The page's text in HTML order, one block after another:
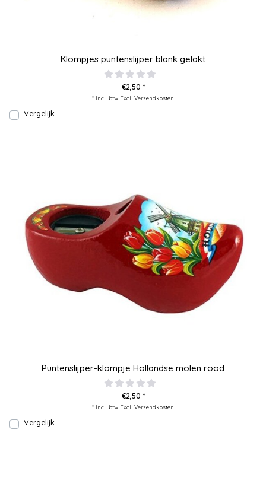
Klompjes puntenslijper blank gelakt
€2,50 *
* Incl. btw Excl. Verzendkosten
Vergelijk
Puntenslijper-klompje Hollandse molen rood
€2,50 *
* Incl. btw Excl. Verzendkosten
Vergelijk